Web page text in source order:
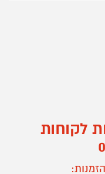
לקוחות